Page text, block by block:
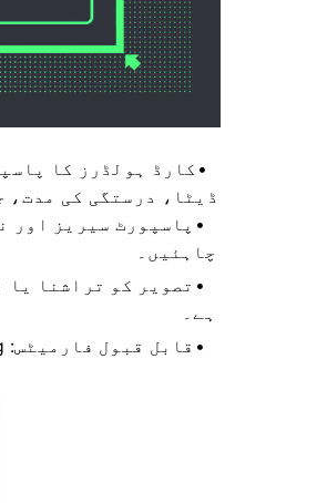
کارڈ ہولڈرز کا
ڈیٹا، درستگی کی مدت،
پاسپورٹ سیریز اور
چاہئیں۔
تصویر کو تراشنا یا
ہے۔
قابل قبول فارمیٹس: jpg، png، جھگڑا یا pdf؛ سائز 1Mb تک۔